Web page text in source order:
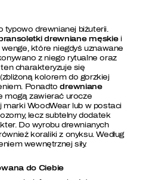
typowo drewnianej biżuterii.
bransoletki drewniane męskiei
które niegdyś uznawane
z niego rytualne oraz
charakteryzuje się
kolorem do gorzkiej
Ponadtodrewniane
mogą zawierać urocze
marki WoodWear lub w postaci
lecz subtelny dodatek
Do wyrobu drewnianych
koraliki z onyksu. Według
wewnętrznej siły.
do Ciebie